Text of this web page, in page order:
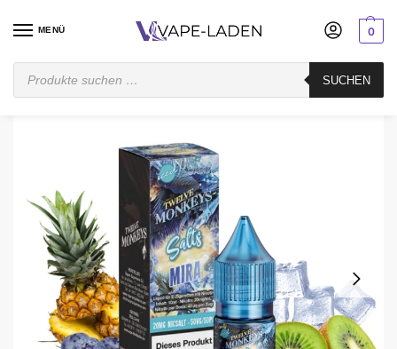
MENÜ
SUCHEN
0
Startseite / E-Liquid / Twelve Monkeys / Twelve Monkeys Mira – Iced Nikotinsalz Liquid 10 ml